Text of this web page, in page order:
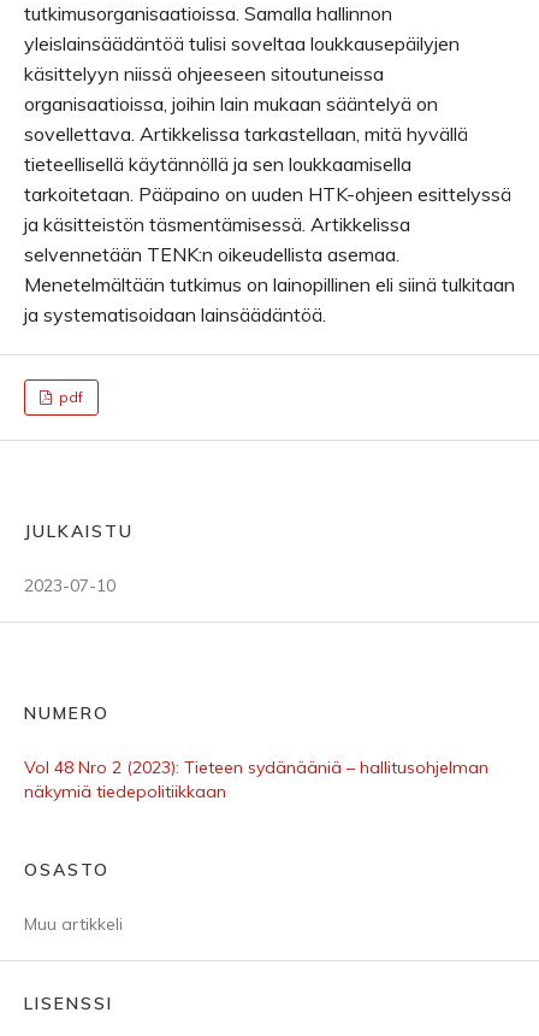
tutkimusorganisaatioissa. Samalla hallinnon
yleislainsäädäntöä tulisi soveltaa loukkausepäilyjen
käsittelyyn niissä ohjeeseen sitoutuneissa
organisaatioissa, joihin lain mukaan sääntelyä on
sovellettava. Artikkelissa tarkastellaan, mitä hyvällä
tieteellisellä käytännöllä ja sen loukkaamisella
tarkoitetaan. Pääpaino on uuden HTK-ohjeen esittelyssä
ja käsitteistön täsmentämisessä. Artikkelissa
selvennetään TENK:n oikeudellista asemaa.
Menetelmältään tutkimus on lainopillinen eli siinä tulkitaan
ja systematisoidaan lainsäädäntöä.
pdf
JULKAISTU
2023-07-10
NUMERO
Vol 48 Nro 2 (2023): Tieteen sydänääniä – hallitusohjelman
näkymiä tiedepolitiikkaan
OSASTO
Muu artikkeli
LISENSSI